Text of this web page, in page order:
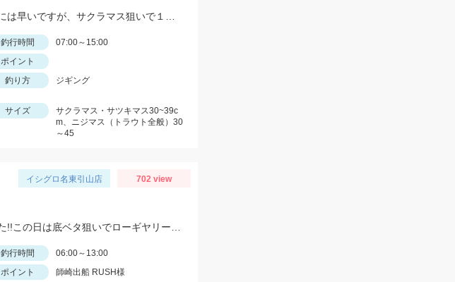
釣行時間
07:00～15:00
ポイント
釣り方 ジギング
サイズ
サクラマス・サツキマス30~39c
m、ニジマス（トラウト全般）30
～45
イシグロ名東引山店 702 view
釣行時間
06:00～13:00
ポイント
師崎出船 RUSH様